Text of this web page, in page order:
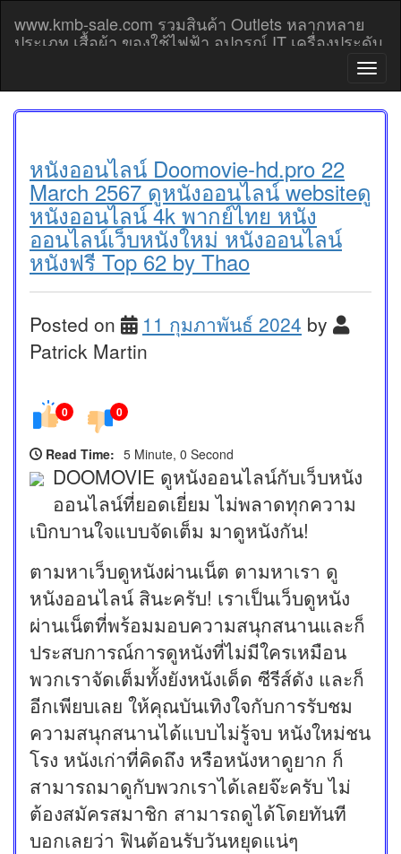
content
www.kmb-sale.com รวมสินค้า Outlets หลากหลาย
ประเภท เสื้อผ้า ของใช้ไฟฟ้า อุปกรณ์ IT เครื่องประดับ
T
o
g
a
หนังออนไลน์ Doomovie-hd.pro 22
March 2567 ดูหนังออนไลน์ websiteดู
หนังออนไลน์ 4k พากย์ไทย หนัง
ออนไลน์เว็บหนังใหม่ หนังออนไลน์
หนังฟรี Top 62 by Thao
Posted on 11 กุมภาพันธ์ 2024 by
Patrick Martin
0 0
Read Time: 5 Minute, 0 Second
DOOMOVIE ดูหนังออนไลน์กับเว็บหนัง
ออนไลน์ที่ยอดเยี่ยม ไม่พลาดทุกความ
เบิกบานใจแบบจัดเต็ม มาดูหนังกัน!
ตามหาเว็บดูหนังผ่านเน็ต ตามหาเรา ดู
หนังออนไลน์ สินะครับ! เราเป็นเว็บดูหนัง
ผ่านเน็ตที่พร้อมมอบความสนุกสนานและก็
ประสบการณ์การดูหนังที่ไม่มีใครเหมือน
พวกเราจัดเต็มทั้งยังหนังเด็ด ซีรีส์ดัง และก็
อีกเพียบเลย ให้คุณบันเทิงใจกับการรับชม
ความสนุกสนานได้แบบไม่รู้จบ หนังใหม่ชน
โรง หนังเก่าที่คิดถึง หรือหนังหาดูยาก ก็
สามารถมาดูกับพวกเราได้เลยจ๊ะครับ ไม่
ต้องสมัครสมาชิก สามารถดูได้โดยทันที
บอกเลยว่า ฟินต้อนรับวันหยุดแน่ๆ